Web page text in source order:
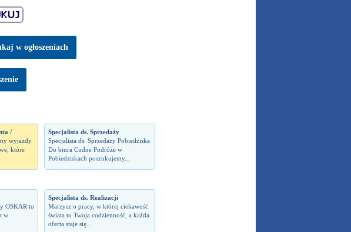
w ogłoszeniach
/
wyjazdy
które
Specjalista ds. Sprzedaży
Specjalista ds. Sprzedaży Pobiedziska
Do biura Cudne Podróże w
Pobiedziskach poszukujemy...
OSKAR to
w
Specjalista ds. Realizacji
Marzysz o pracy, w której ciekawość
świata to Twoja codzienność, a każda
oferta staje się...